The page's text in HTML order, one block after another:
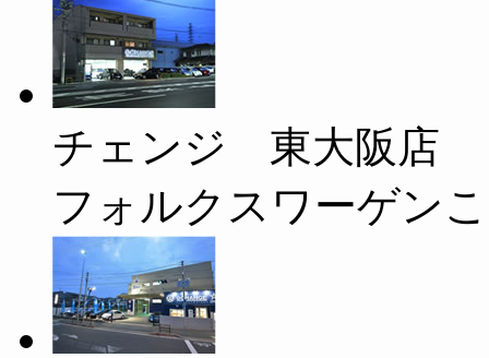
チェンジ 東大阪店
フォルクスワーゲン